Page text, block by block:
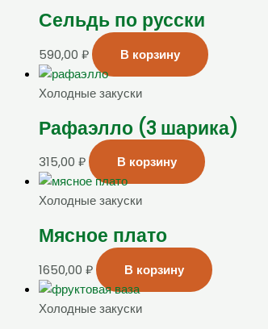
Сельдь по русски
590,00 ₽ В корзину
Холодные закуски
Рафаэлло (3 шарика)
315,00 ₽ В корзину
Холодные закуски
Мясное плато
1650,00 ₽ В корзину
Холодные закуски